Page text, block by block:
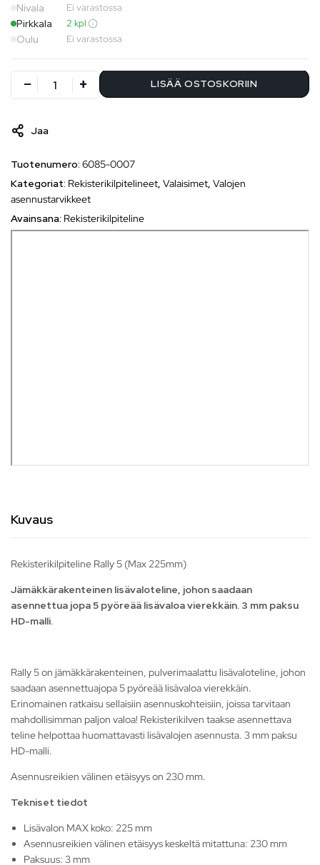
Nivala Ei varastossa
Pirkkala 2 kpl
Oulu Ei varastossa
LISÄÄ OSTOSKORIIN
Jaa
Tuotenumero: 6085-0007
Kategoriat: Rekisterikilpitelineet, Valaisimet, Valojen
asennustarvikkeet
Avainsana: Rekisterikilpiteline
Kuvaus
Rekisterikilpiteline Rally 5 (Max 225mm)
Jämäkkärakenteinen lisävaloteline, johon saadaan
asennettua jopa 5 pyöreää lisävaloa vierekkäin. 3 mm paksu
HD-malli.
Rally 5 on jämäkkärakenteinen, pulverimaalattu lisävaloteline, johon
saadaan asennettuajopa 5 pyöreää lisävaloa vierekkäin.
Erinomainen ratkaisu sellaisiin asennuskohteisiin, joissa tarvitaan
mahdollisimman paljon valoa! Rekisterikilven taakse asennettava
teline helpottaa huomattavasti lisävalojen asennusta. 3 mm paksu
HD-malli.
Asennusreikien välinen etäisyys on 230 mm.
Tekniset tiedot
Lisävalon MAX koko: 225 mm
Asennusreikien välinen etäisyys keskeltä mitattuna: 230 mm
Paksuus: 3 mm